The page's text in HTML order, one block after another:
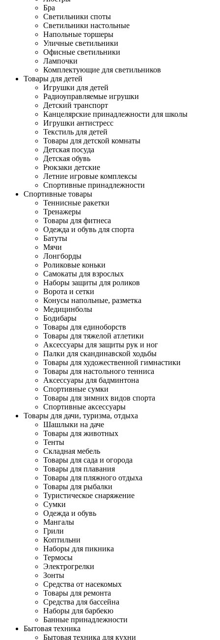
Бра
Светильники споты
Светильники настольные
Напольные торшеры
Уличные светильники
Офисные светильники
Лампочки
Комплектующие для светильников
Товары для детей
Игрушки для детей
Радиоуправляемые игрушки
Детский транспорт
Канцелярские принадлежности для школы
Игрушки антистресс
Текстиль для детей
Товары для детской комнаты
Детская посуда
Детская обувь
Рюкзаки детские
Летние игровые комплексы
Спортивные принадлежности
Спортивные товары
Теннисные ракетки
Тренажеры
Товары для фитнеса
Одежда и обувь для спорта
Батуты
Мячи
Лонгборды
Роликовые коньки
Самокаты для взрослых
Наборы защиты для роликов
Ворота и сетки
Конусы напольные, разметка
Медицинболы
Бодибары
Товары для единоборств
Товары для тяжелой атлетики
Аксессуары для защиты рук и ног
Палки для скандинавской ходьбы
Товары для художественной гимнастики
Товары для настольного тенниса
Аксессуары для бадминтона
Спортивные сумки
Товары для зимних видов спорта
Спортивные аксессуары
Товары для дачи, туризма, отдыха
Шашлыки на даче
Товары для животных
Тенты
Складная мебель
Товары для сада и огорода
Товары для плавания
Товары для пляжного отдыха
Товары для рыбалки
Туристическое снаряжение
Сумки
Одежда и обувь
Мангалы
Грили
Коптильни
Наборы для пикника
Термосы
Электрогрелки
Зонты
Средства от насекомых
Товары для ремонта
Средства для бассейна
Наборы для барбекю
Банные принадлежности
Бытовая техника
Бытовая техника для кухни